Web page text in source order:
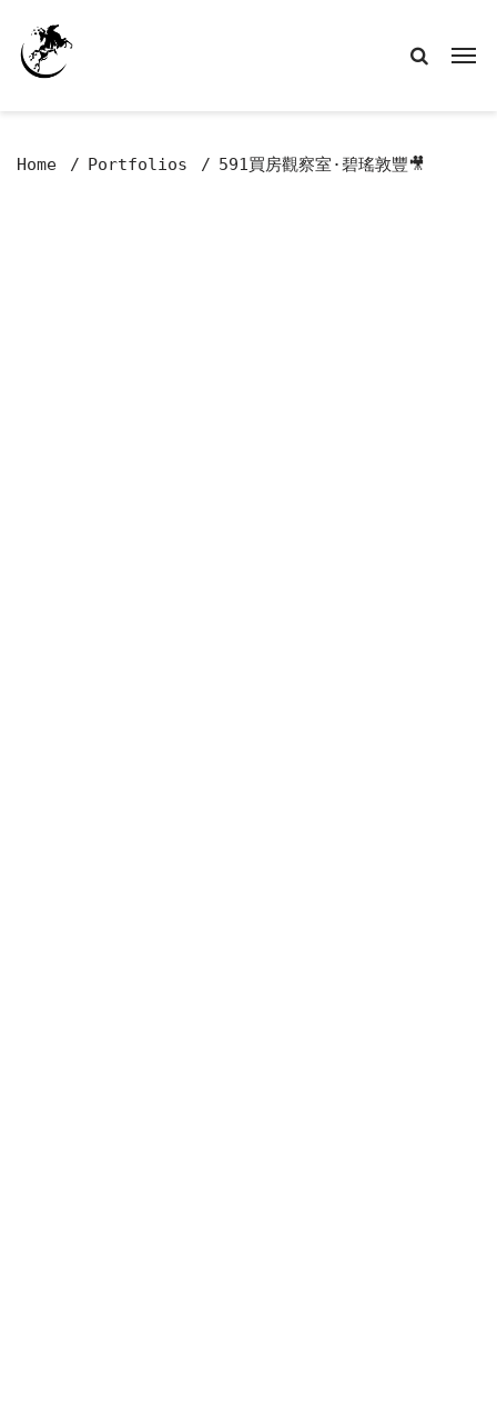
Home Portfolios 591買房觀察室·碧瑤敦豐🎥